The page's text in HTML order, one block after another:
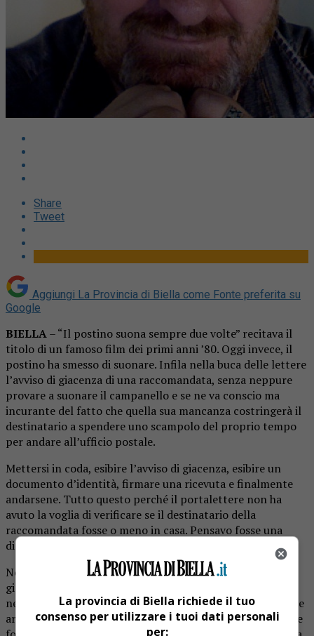
Share
Tweet
Aggiungi La Provincia di Biella come Fonte preferita su
Google
BIELLA– “Il postino suona sempre due volte” recitava il
titolo di un famoso film dei primi anni ’80. Oggi invece, il
postino ha smesso di suonare. Infila nella buca delle lettere
l’avviso di giacenza di una raccomandata, senza neppure
provare a suonare il campanello e se ne va conscio ma
incurante del fatto che quella sua mancanza costringerà il
destinatario a spendere uno scampolo del proprio tempo
per andare all’ufficio postale.
Mettersi in coda, esibire l’avviso di giacenza, esibire un
documento d’identità, firmare una ricevuta e finalmente
andarsene. Tutto questo perché il portalettere non ha
avuto la voglia di verificare se il destinatario della
raccomandata fosse o meno in casa. Pensavo fosse una
disavventura sporadica, per caso accaduta al sottoscritto.
Ne ho parlato su Facebook ed ho scoperto in un paio di
giorni che si tratta invece di prassi comune, nel Biellese e
nel resto d’Italia. Addirittura ho scoperto di raccomandate
arrivate e rispedite al mittente senza che il destinatario ne
La provincia di Biella richiede il tuo
consenso per utilizzare i tuoi dati personali
per: